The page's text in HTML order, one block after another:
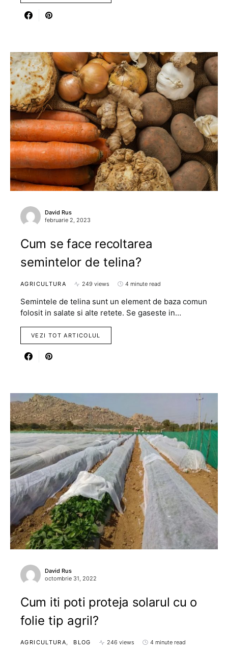
David Rus
februarie 2, 2023
Cum se face recoltarea
semintelor de telina?
AGRICULTURA 249 views 4 minute read
Semintele de telina sunt un element de baza comun
folosit in salate si alte retete. Se gaseste in…
VEZI TOT ARTICOLUL
David Rus
octombrie 31, 2022
Cum iti poti proteja solarul cu o
folie tip agril?
AGRICULTURA BLOG 246 views 4 minute read